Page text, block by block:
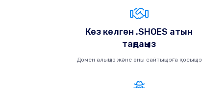
Кез келген .SHOES атын
таңдаңыз
Домен алыңыз және оны сайтыңызға қосыңыз